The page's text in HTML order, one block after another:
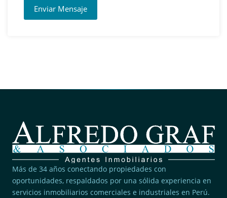
Enviar Mensaje
Más de 34 años conectando propiedades con
oportunidades, respaldados por una sólida experiencia en
servicios inmobiliarios comerciales e industriales en Perú.